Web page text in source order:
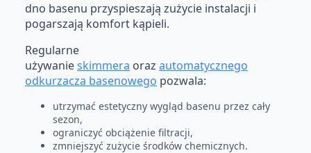
dno basenu przyspieszają zużycie instalacji i
pogarszają komfort kąpieli.
Regularne
używanieskimmera oraz automatycznego
odkurzacza basenowego pozwala:
utrzymać estetyczny wygląd basenu przez cały
sezon,
ograniczyć obciążenie filtracji,
zmniejszyć zużycie środków chemicznych.